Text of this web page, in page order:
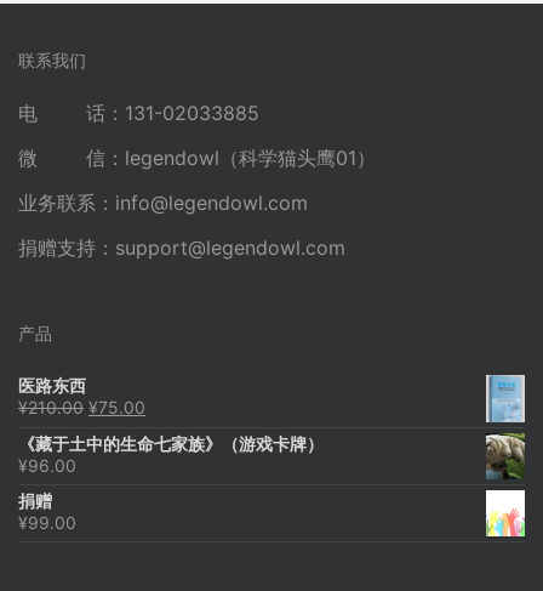
联系我们
电 话：131-02033885
微 信：legendowl（科学猫头鹰01）
业务联系： info@legendowl.com
捐赠支持： support@legendowl.com
产品
医路东西
¥210.00 原
为：
¥75.00
价
《藏于土中的生命七家族》（游戏卡牌）
¥96.00
捐赠
¥99.00